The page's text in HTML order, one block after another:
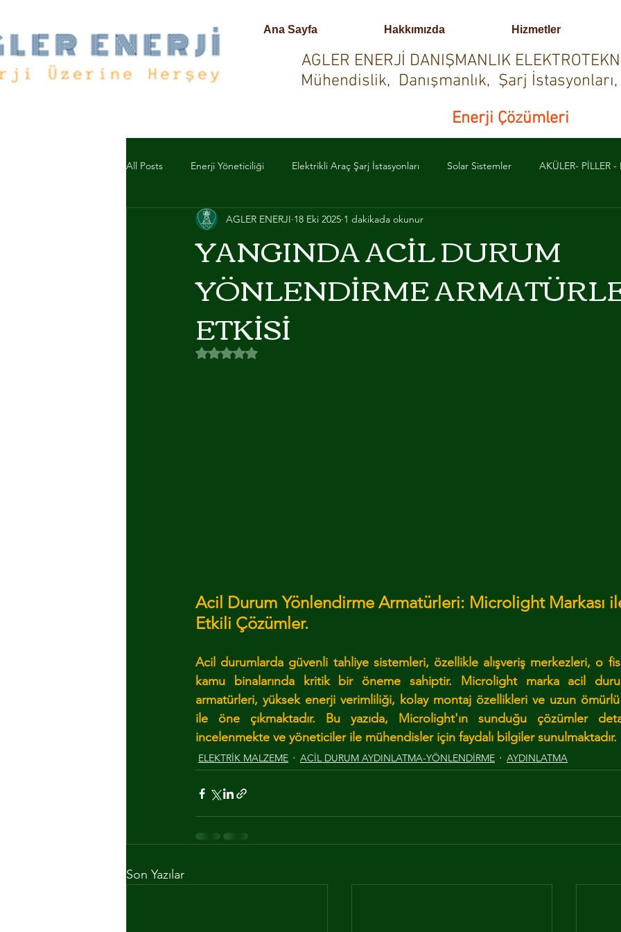
Ana Sayfa Hakkımızda Hizmetler
AGLER ENERJİ DANIŞMANLIK
Mühendislik, Danışmanlık, Şarj
Enerji Çözümleri
All Posts Enerji Yöneticiliği Elektrikli Araç Şarj İstasyonları Solar Sistemler AKÜLER- PİLLER
ELEKTRİK MALZEME ACİL DURUM AYDINLATMA-YÖNLENDİRME
ACİL ANONS SİSTEMLERİ TOPRAKLAMA SİSTEMLERİ PROFESYONEL SES, GÖRÜNTÜ VE IŞIK
AYDINLATMA ALUMINYUM MODUL VE KANALLAR
YANGINDA ACİL DURUM
YÖNLENDİRME
ETKİSİ
AGLER ENERJI 18 Eki 2025 1 dakikada okunur
5 üzerinden NaN yıldız
Acil Durum Yönlendirme Armatürleri: Microlight Markası
Etkili Çözümler.
Acil durumlarda güvenli tahliye sistemleri, özellikle alışveriş merkezleri, o
kamu binalarında kritik bir öneme sahiptir. Microlight marka acil
armatürleri, yüksek enerji verimliliği, kolay montaj özellikleri ve uzun
ile öne çıkmaktadır. Bu yazıda, Microlight'ın sunduğu çözümler
incelenmekte ve yöneticiler ile mühendisler için faydalı bilgiler sunulmaktadır.
ELEKTRİK MALZEME ACİL DURUM AYDINLATMA-YÖNLENDİRME AYDINLATMA
Son Yazılar